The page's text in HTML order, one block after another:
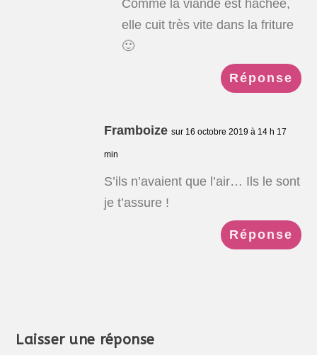
Comme la viande est hachée,
elle cuit très vite dans la friture
🙂
Réponse
Framboize sur 16 octobre 2019 à 14 h 17
min
S’ils n’avaient que l’air… Ils le sont
je t’assure !
Réponse
Laisser une réponse